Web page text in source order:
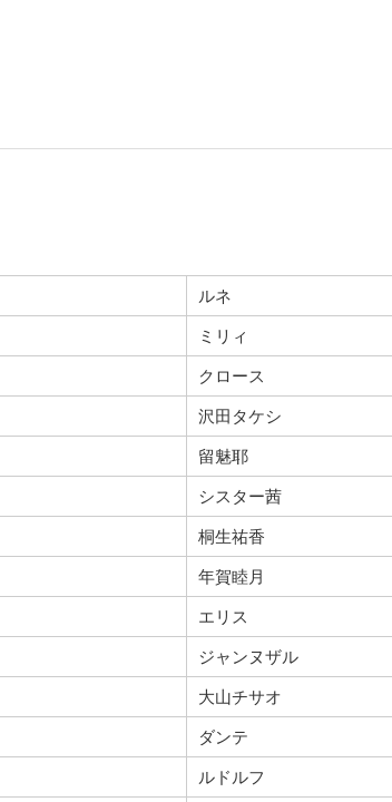
ルネ
ミリィ
クロース
沢田タケシ
留魅耶
シスター茜
桐生祐香
年賀睦月
エリス
ジャンヌザル
大山チサオ
ダンテ
ルドルフ